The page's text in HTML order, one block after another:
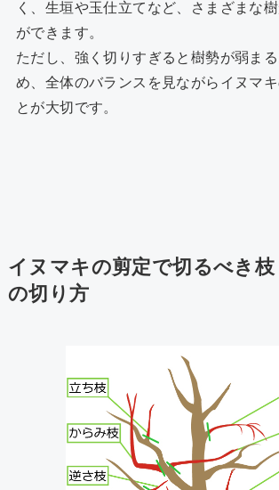
く、生垣や玉仕立てなど、さまざまな
ができます。
ただし、強く切りすぎると樹勢が弱ま
め、全体のバランスを見ながらイヌマ
とが大切です。
イヌマキの剪定で切るべき枝
の切り方